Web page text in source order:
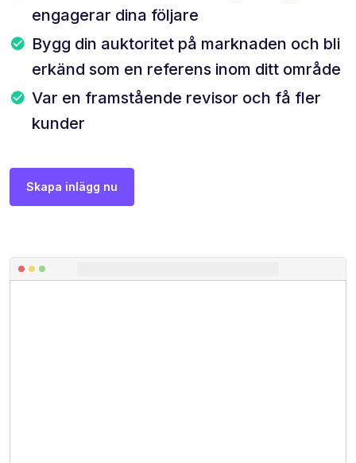
engagerar dina följare
Bygg din auktoritet på marknaden och bli
erkänd som en referens inom ditt område
Var en framstående revisor och få fler
kunder
Skapa inlägg nu